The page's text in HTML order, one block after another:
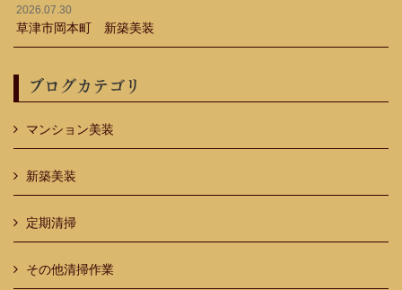
2026.07.30
草津市岡本町 新築美装
ブログカテゴリ
マンション美装
新築美装
定期清掃
その他清掃作業